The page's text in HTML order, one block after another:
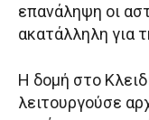
επανάληψη οι
ακατάλληλη για
Η δομή στο
λειτουργούσε